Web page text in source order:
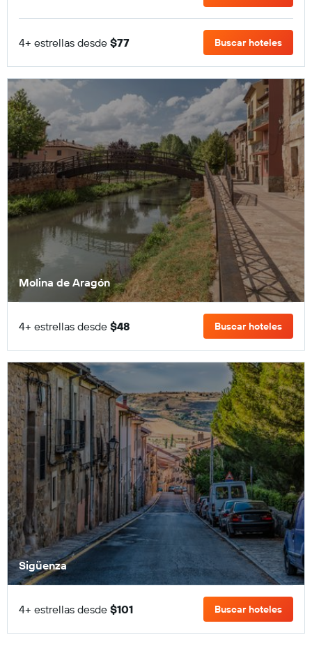
4+ estrellas desde $77 Buscar hoteles
Molina de Aragón
4+ estrellas desde $48 Buscar hoteles
Sigüenza
4+ estrellas desde $101 Buscar hoteles